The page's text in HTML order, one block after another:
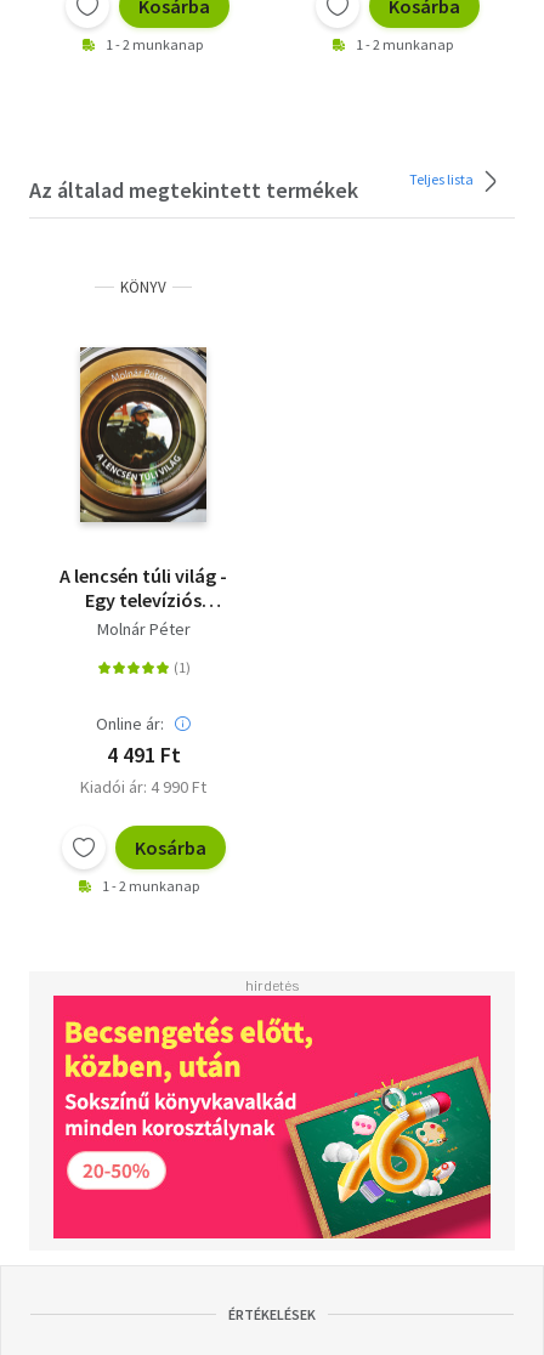
Kosárba
1 - 2 munkanap
Kosárba
1 - 2 munkanap
Az általad megtekintett termékek Teljes lista
KÖNYV
A lencsén túli világ -
Egy televíziós
operatőr
nevű bolygón
Molnár Péter
Online ár:
4 491 Ft
Kiadói ár: 4 990 Ft
Kosárba
1 - 2 munkanap
ÉRTÉKELÉSEK